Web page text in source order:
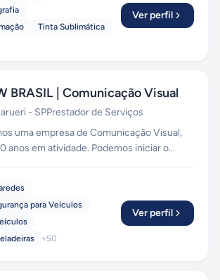
Tinta Sublimática
Ver perfil
BRASIL | Comunicação Visual
- SPPrestador de Serviços
uma empresa de Comunicação Visual,
anos em atividade. Podemos iniciar o
variados materiais como, acrílico, mdf,
aço escovado e aço galvanizado com
automotiva e etc. Placas, sinalização
e externa. Adesivamento em paredes,
para Veículos
+50
Ver perfil